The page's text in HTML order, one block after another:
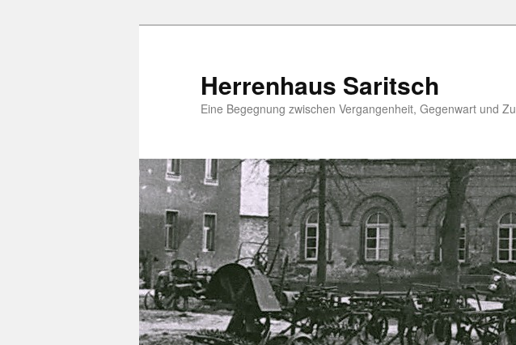
Herrenhaus Saritsch
Eine Begegnung zwischen Vergangenheit, Gegenwart und